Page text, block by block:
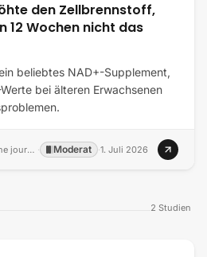
den Zellbrennstoff,
12 Wochen nicht das
beliebtes NAD+-Supplement,
bei älteren Erwachsenen
Alzheimer's & dementia : the journal of the Alzheimer's Association · Moderat ·1. Juli 2026
2 Studien